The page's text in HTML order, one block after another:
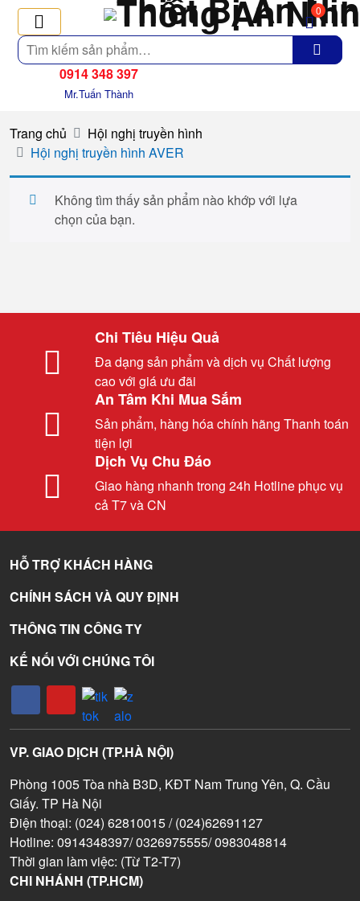
Tìm
kiếm
0
0914 348 397
Mr.Tuấn Thành
Trang chủ
Hội nghị truyền hình
Hội nghị truyền hình AVER
Không tìm thấy sản phẩm nào khớp với lựa
chọn của bạn.
Chi Tiêu Hiệu Quả
Đa dạng sản phẩm và dịch vụ Chất lượng
cao với giá ưu đãi
An Tâm Khi Mua Sắm
Sản phẩm, hàng hóa chính hãng Thanh toán
tiện lợi
Dịch Vụ Chu Đáo
Giao hàng nhanh trong 24h Hotline phục vụ
cả T7 và CN
HỖ TRỢ KHÁCH HÀNG
CHÍNH SÁCH VÀ QUY ĐỊNH
THÔNG TIN CÔNG TY
KẾ NỐI VỚI CHÚNG TÔI
VP. GIAO DỊCH (TP.HÀ NỘI)
Phòng 1005 Tòa nhà B3D, KĐT Nam Trung Yên, Q. Cầu
Giấy. TP Hà Nội
Điện thoại: (024) 62810015 / (024)62691127
Hotline: 0914348397/ 0326975555/ 0983048814
Thời gian làm việc: (Từ T2-T7)
CHI NHÁNH (TP.HCM)